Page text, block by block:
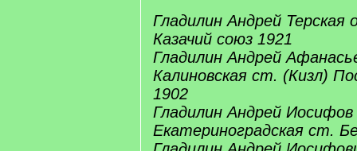
Гладилин Андрей Терская
Казачий союз 1921
Гладилин Андрей
Калиновская ст. (Кизл)
1902
Гладилин Андрей Иосифов
Екатериноградская ст.